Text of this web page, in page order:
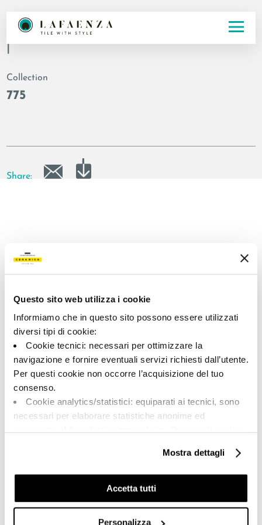
Questo sito web utilizza i cookie
Informiamo che in questo sito possono essere utilizzati
diversi tipi di cookie:
Cookie tecnici: necessari per ottimizzare la
navigazione e fornire eventuali servizi richiesti dall’utente.
Per questi cookie non occorre l’acquisizione del tuo
consenso.
Cookie analytics/statistici: equiparati ai tecnici, sono
necessari per elaborare statistiche anonime ed
Cookie di profilazione/marketing: sono utilizzati, solo
previo tuo consenso, per esaminare le tue abitudini di
navigazione e mostrarti quindi avvisi pubblicitari mirati, in
linea con le tue preferenze.
Mostra dettagli
Accetta tutti
Personalizza
Codice
|
Collection
775
Share:
A brand of Cooperativa Ceramica d’Imola
Tel: +39 0542 601601
CERTIFICATIONS
COLLECTIONS